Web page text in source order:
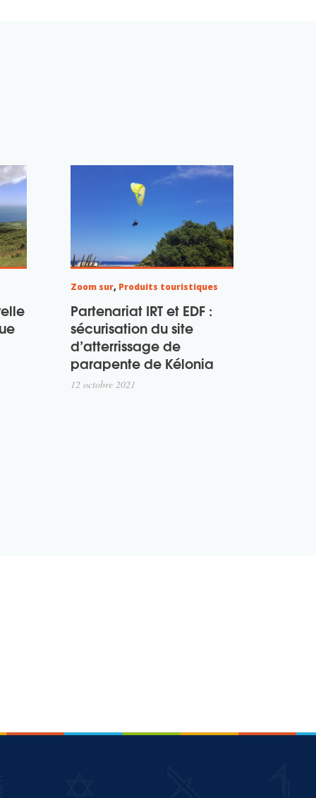
Zoom sur, Produits touristiques
Partenariat IRT et EDF :
sécurisation du site
d’atterrissage de
parapente de Kélonia
12 octobre 2021